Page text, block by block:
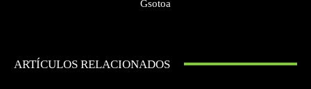
Gsotoa
ARTÍCULOS RELACIONADOS